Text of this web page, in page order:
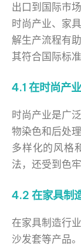
出口到国际市
时尚产业、家
解生产流程有
其符合国际标准
4.1 在时尚产
时尚产业是广
物染色和后处
多样化的风格
法，还受到色
4.2 在家具制
在家具制造行
沙发套等产品